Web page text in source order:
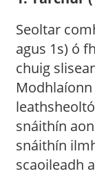
Seoltar
agus 1s) ó
chuig
snáithín
snáithín
scaoileadh